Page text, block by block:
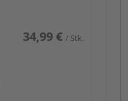
34,99 € / Stk.